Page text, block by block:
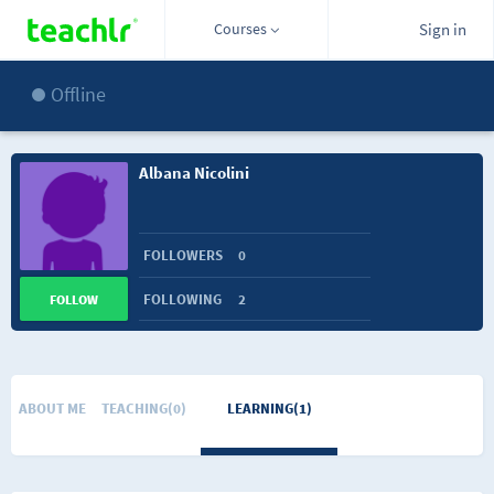
Courses Sign in
Offline
Albana Nicolini
FOLLOWERS 0
FOLLOWING 2
FOLLOW
ABOUT ME TEACHING(0) LEARNING(1)